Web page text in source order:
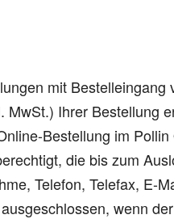
mit
Ihrer
Bestellung im
die bis zum
Telefon, Telefax, E-
wenn